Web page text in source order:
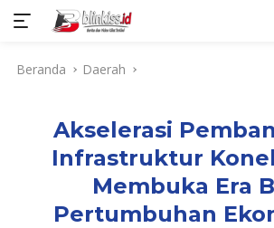
Beranda Daerah
Akselerasi
Infrastruktur
Membuka Era
Pertumbuhan